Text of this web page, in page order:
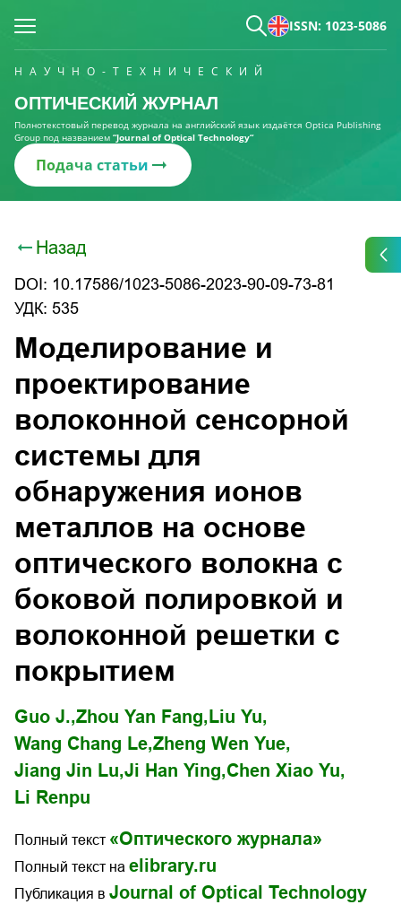
ISSN: 1023-5086
НАУЧНО-ТЕХНИЧЕСКИЙ
ОПТИЧЕСКИЙ ЖУРНАЛ
Полнотекстовый перевод журнала на английский язык издаётся Optica Publishing
Group под названием “Journal of Optical Technology“
Подача статьи
Назад
DOI: 10.17586/1023-5086-2023-90-09-73-81
УДК: 535
Моделирование и
проектирование
волоконной сенсорной
системы для
обнаружения ионов
металлов на основе
оптического волокна с
боковой полировкой и
волоконной решетки с
покрытием
Guo J.,Zhou Yan Fang, Liu Yu,
Wang Chang Le,Zheng Wen Yue,
Jiang Jin Lu,Ji Han Ying,Chen Xiao Yu,
Li Renpu
Полный текст «Оптического журнала»
Полный текст на elibrary.ru
Публикация в Journal of Optical Technology